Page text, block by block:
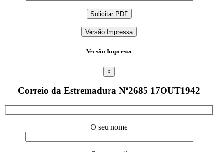
Versão Impressa
Versão Impressa
×
Correio da Estremadura Nº2685 17OUT1942
O seu nome